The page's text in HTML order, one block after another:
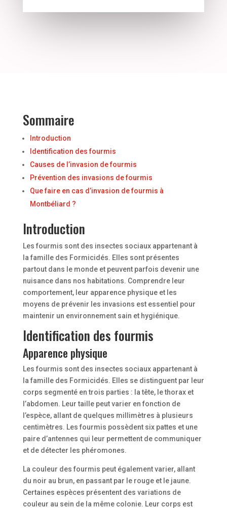
Sommaire
Introduction
Identification des fourmis
Causes de l’invasion de fourmis
Prévention des invasions de fourmis
Que faire en cas d’invasion de fourmis à
Montbéliard ?
Introduction
Les fourmis sont des insectes sociaux appartenant à
la famille des Formicidés. Elles sont présentes
partout dans le monde et peuvent parfois devenir une
nuisance dans nos habitations. Comprendre leur
comportement, leur apparence physique et les
moyens de prévenir les invasions est essentiel pour
maintenir un environnement sain et hygiénique.
Identification des fourmis
Apparence physique
Les fourmis sont des insectes sociaux appartenant à
la famille des Formicidés. Elles se distinguent par leur
corps segmenté en trois parties : la tête, le thorax et
l’abdomen. Leur taille peut varier en fonction de
l’espèce, allant de quelques millimètres à plusieurs
centimètres. Les fourmis possèdent six pattes et une
paire d’antennes qui leur permettent de communiquer
et de détecter les phéromones.
La couleur des fourmis peut également varier, allant
du noir au brun, en passant par le rouge et le jaune.
Certaines espèces présentent des variations de
couleur au sein de la même colonie. Leur corps est